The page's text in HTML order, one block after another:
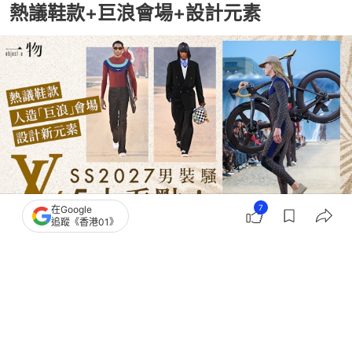
熱議鞋款+巨浪會場+設計元素
在Google
追蹤《香港01》
7